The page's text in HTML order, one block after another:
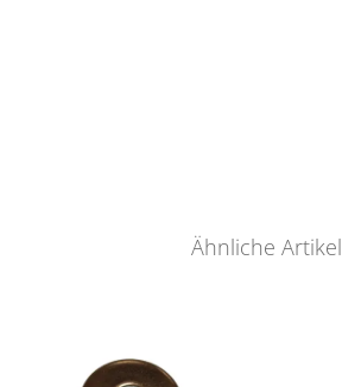
Ähnliche Artikel